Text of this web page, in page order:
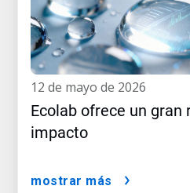
12 de mayo de 2026
Ecolab ofrece un gran
impacto
mostrar más